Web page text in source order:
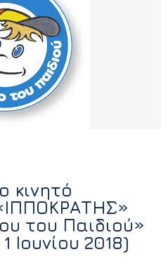
κινητό
του Παιδιού»
Ιουνίου 2018)